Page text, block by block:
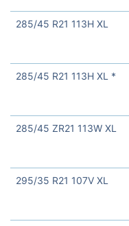
285/45 R21 113H XL
285/45 R21 113H XL *
285/45 ZR21 113W XL
295/35 R21 107V XL